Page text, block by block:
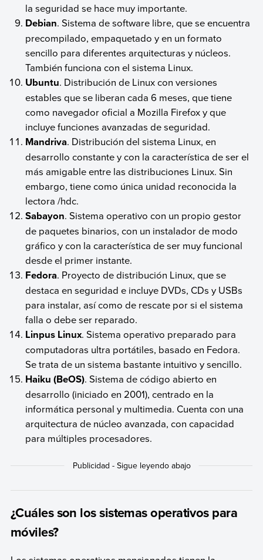
la seguridad se hace muy importante.
Debian. Sistema de software libre, que se encuentra
precompilado, empaquetado y en un formato
sencillo para diferentes arquitecturas y núcleos.
También funciona con el sistema Linux.
Ubuntu. Distribución de Linux con versiones
estables que se liberan cada 6 meses, que tiene
como navegador oficial a Mozilla Firefox y que
incluye funciones avanzadas de seguridad.
Mandriva. Distribución del sistema Linux, en
desarrollo constante y con la característica de ser el
más amigable entre las distribuciones Linux. Sin
embargo, tiene como única unidad reconocida la
lectora /hdc.
Sabayon. Sistema operativo con un propio gestor
de paquetes binarios, con un instalador de modo
gráfico y con la característica de ser muy funcional
desde el primer instante.
Fedora. Proyecto de distribución Linux, que se
destaca en seguridad e incluye DVDs, CDs y USBs
para instalar, así como de rescate por si el sistema
falla o debe ser reparado.
Linpus Linux. Sistema operativo preparado para
computadoras ultra portátiles, basado en Fedora.
Se trata de un sistema bastante intuitivo y sencillo.
Haiku (BeOS). Sistema de código abierto en
desarrollo (iniciado en 2001), centrado en la
informática personal y multimedia. Cuenta con una
arquitectura de núcleo avanzada, con capacidad
para múltiples procesadores.
¿Cuáles son los sistemas operativos para
móviles?